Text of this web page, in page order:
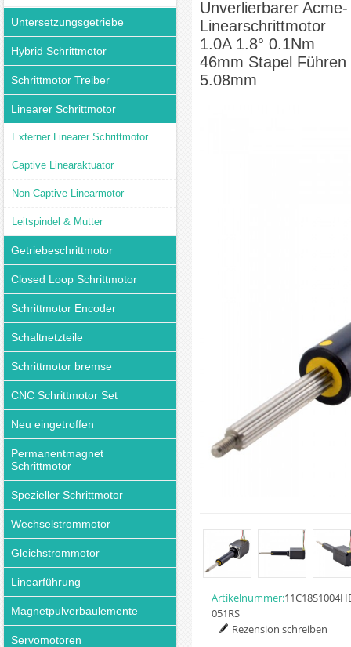
Untersetzungsgetriebe
Hybrid Schrittmotor
Schrittmotor Treiber
Linearer Schrittmotor
Externer Linearer Schrittmotor
Captive Linearaktuator
Non-Captive Linearmotor
Leitspindel & Mutter
Getriebeschrittmotor
Closed Loop Schrittmotor
Schrittmotor Encoder
Schaltnetzteile
Schrittmotor bremse
CNC Schrittmotor Set
Neu eingetroffen
Permanentmagnet
Schrittmotor
Spezieller Schrittmotor
Wechselstrommotor
Gleichstrommotor
Linearführung
Magnetpulverbaulemente
Servomotoren
Unverlierbarer Acme-
Linearschrittmotor
1.0A 1.8° 0.1Nm
46mm Stapel Führen
5.08mm
Artikelnummer:
051RS
Rezension schreiben